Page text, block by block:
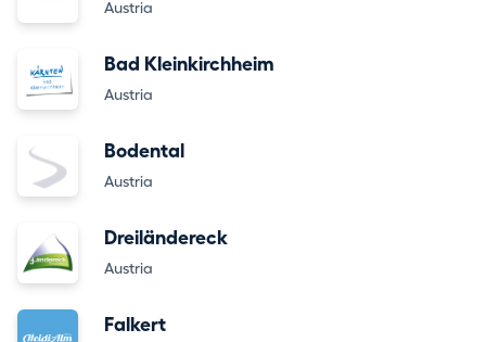
Austria
Bad Kleinkirchheim
Austria
Bodental
Austria
Dreiländereck
Austria
Falkert